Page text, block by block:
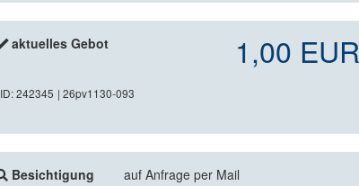
aktuelles Gebot 1,00 EUR
ID: 242345 | 26pv1130-093
Besichtigung
auf Anfrage per Mail